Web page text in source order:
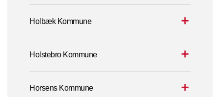
Holbæk Kommune
Holstebro Kommune
Horsens Kommune